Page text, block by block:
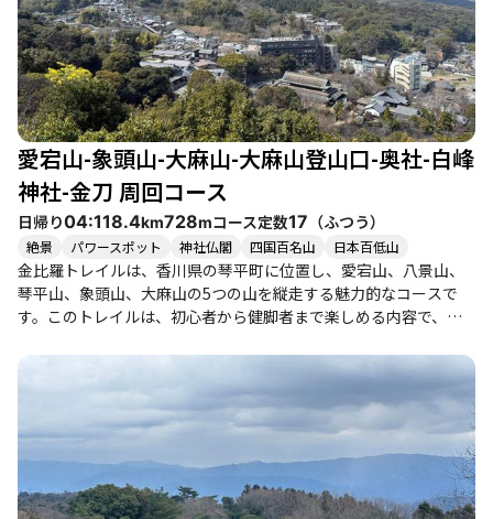
愛宕山-象頭山-大麻山-大麻山登山口-奥社-白峰
神社-金刀 周回コース
日帰り04:118.4km728mコース定数17 （ふつう）
絶景 パワースポット 神社仏閣 四国百名山 日本百低山
金比羅トレイルは、香川県の琴平町に位置し、愛宕山、八景山、
琴平山、象頭山、大麻山の5つの山を縦走する魅力的なコースで
す。このトレイルは、初心者から健脚者まで楽しめる内容で、特
地点は琴平公園の無料駐車場で、ここから愛宕山を目指します。
愛宕山は急登が続き、登り始めてすぐにふくらはぎが悲鳴を上げ
るかもしれませんが、達成感を得られること間違いなしです。山
頂には小さな祠があり、展望はありませんが、次の八景山へ向か
う途中の尾根道は気持ち良く、開放感を味わえます。 八景山も展
望は少ないですが、急登を下りて琴平山へ向かう道中では、少し
ずつ景色が開けてきます。琴平山は日本百低山に選定されてお